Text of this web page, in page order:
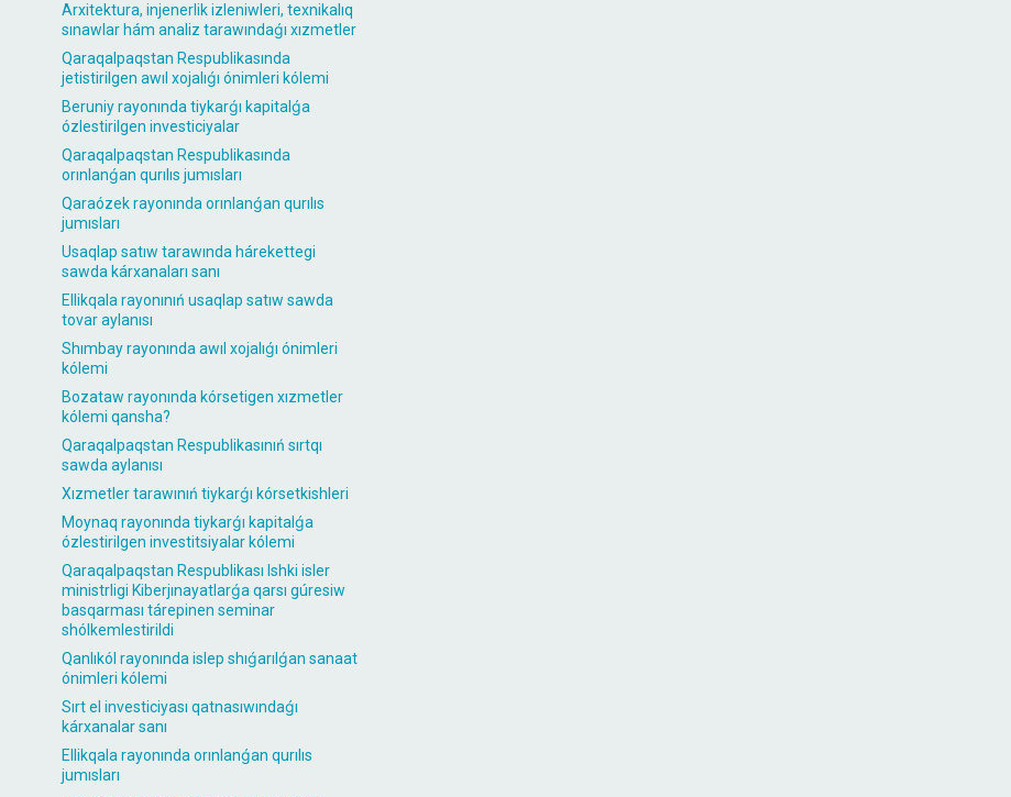
Arxitektura, injenerlik izleniwleri, texnikalıq
sınawlar hám analiz tarawındaǵı xızmetler
Qaraqalpaqstan Respublikasında
jetistirilgen awıl xojalıǵı ónimleri kólemi
Beruniy rayonında tiykarǵı kapitalǵa
ózlestirilgen investiciyalar
Qaraqalpaqstan Respublikasında
orınlanǵan qurılıs jumısları
Qaraózek rayonında orınlanǵan qurılıs
jumısları
Usaqlap satıw tarawında hárekettegi
sawda kárxanaları sanı
Ellikqala rayonınıń usaqlap satıw sawda
tovar aylanısı
Shımbay rayonında awıl xojalıǵı ónimleri
kólemi
Bozataw rayonında kórsetigen xızmetler
kólemi qansha?
Qaraqalpaqstan Respublikasınıń sırtqı
sawda aylanısı
Xızmetler tarawınıń tiykarǵı kórsetkishleri
Moynaq rayonında tiykarǵı kapitalǵa
ózlestirilgen investitsiyalar kólemi
Qaraqalpaqstan Respublikası Ishki isler
ministrligi Kiberjınayatlarǵa qarsı gúresiw
basqarması tárepinen seminar
shólkemlestirildi
Qanlıkól rayonında islep shıǵarılǵan sanaat
ónimleri kólemi
Sırt el investiciyası qatnasıwındaǵı
kárxanalar sanı
Ellikqala rayonında orınlanǵan qurılıs
jumısları